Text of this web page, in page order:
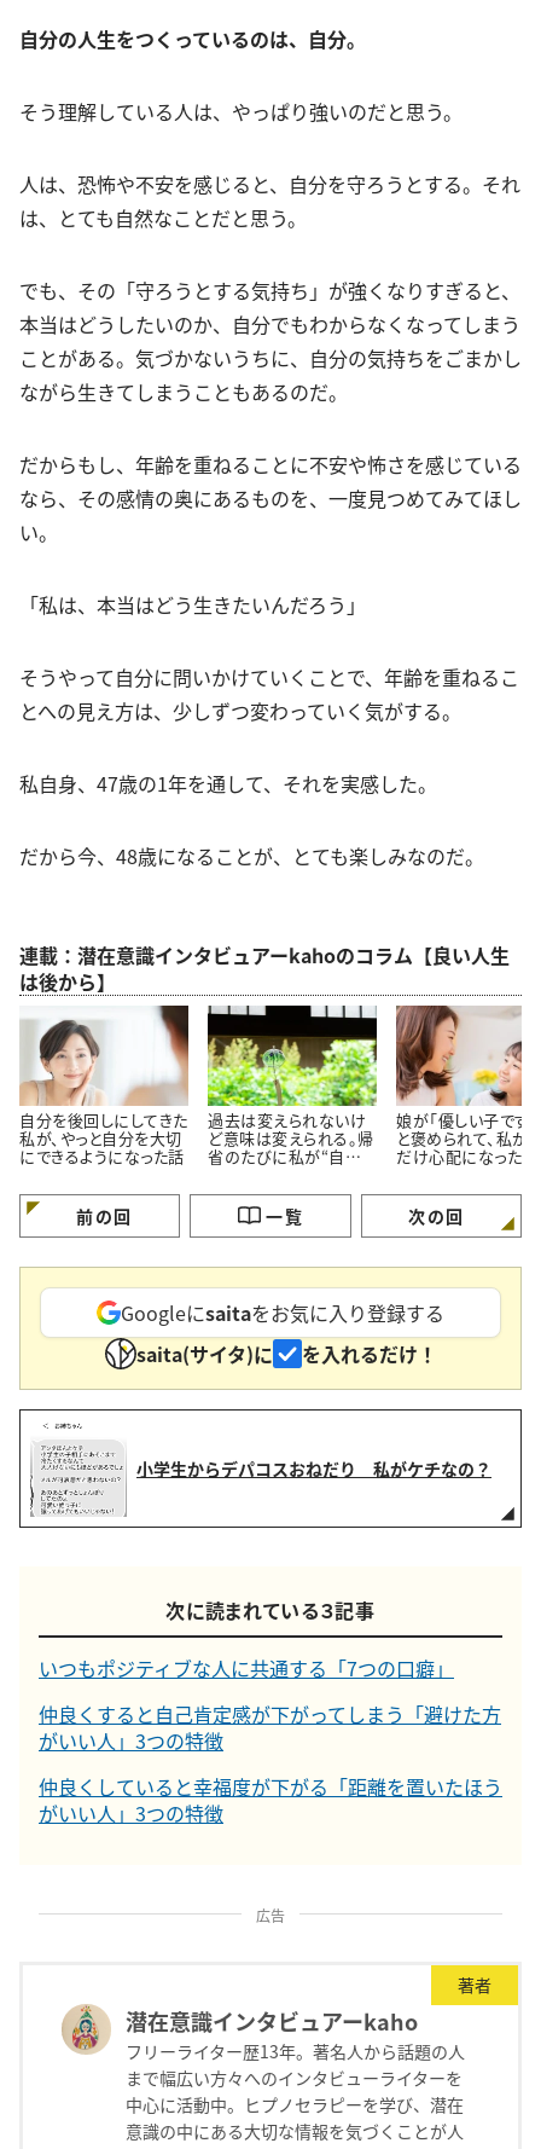
自分の人生をつくっているのは、自分。
そう理解している人は、やっぱり強いのだと思う。
人は、恐怖や不安を感じると、自分を守ろうとする。それ
は、とても自然なことだと思う。
でも、その「守ろうとする気持ち」が強くなりすぎると、
本当はどうしたいのか、自分でもわからなくなってしまう
ことがある。気づかないうちに、自分の気持ちをごまかし
ながら生きてしまうこともあるのだ。
だからもし、年齢を重ねることに不安や怖さを感じている
なら、その感情の奥にあるものを、一度見つめてみてほし
い。
「私は、本当はどう生きたいんだろう」
そうやって自分に問いかけていくことで、年齢を重ねるこ
とへの見え方は、少しずつ変わっていく気がする。
私自身、47歳の1年を通して、それを実感した。
だから今、48歳になることが、とても楽しみなのだ。
連載：潜在意識インタビュアーkahoのコラム【良い人生
は後から】
自分を後回しにしてきた
私が、やっと自分を大切
にできるようになった話
過去は変えられないけ
ど意味は変えられる。帰
省のたびに私が“自分を
娘が「優しい子です
と褒められて、私が
だけ心配になった
前の回 一覧 次の回
Googleにsaitaをお気に入り登録する
saita(サイタ)に
を入れるだけ！
小学生からデパコスおねだり 私がケチなの？
次に読まれている３記事
いつもポジティブな人に共通する「7つの口癖」
仲良くすると自己肯定感が下がってしまう「避けた方
がいい人」3つの特徴
仲良くしていると幸福度が下がる「距離を置いたほう
がいい人」3つの特徴
広告
著者
潜在意識インタビュアーkaho
フリーライター歴13年。著名人から話題の人
まで幅広い方々へのインタビューライターを
中心に活動中。ヒプノセラピーを学び、潜在
意識の中にある大切な情報を気づくことが人